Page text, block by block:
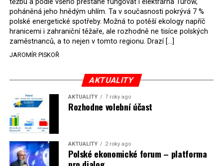
těžbu a podle všeho přestane fungovat i elektrárna Turów,
poháněná jeho hnědým uhlím. Ta v současnosti pokrývá 7 %
polské energetické spotřeby. Možná to potěší ekology napříč
hranicemi i zahraniční těžaře, ale rozhodně ne tisíce polských
zaměstnanců, a to nejen v tomto regionu. Drazí […]
JAROMÍR PISKOŘ
AKTUALITY
AKTUALITY 7 roky ago
Rozhodne volební účast
AKTUALITY 2 roky ago
Polské ekonomické forum – platforma